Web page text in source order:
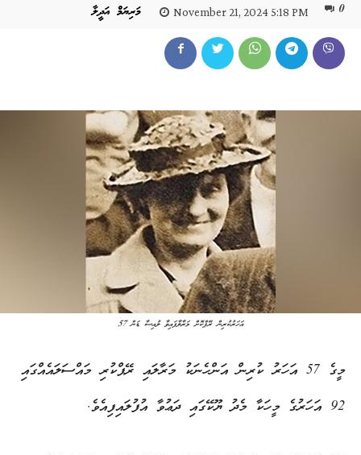
މަރިޔަމް އަދީލާ November 21, 2024 5:18 PM 0
57 އަހަރުކުރިން ރޭޕްކޮށް މަރާލާފައިވާ ލުއިސާ ޑަން
މީގެ 57 އަހަރު ކުރިން އަންހެނަކު މަރާލައި ރޭޕްކުރި މައްސަލައެއްގައި
92 އަހަރުގެ މީހަކާ މެދު ޔޫކޭގައި ދަޢުވާ އުފުލައިފިއެވެ.